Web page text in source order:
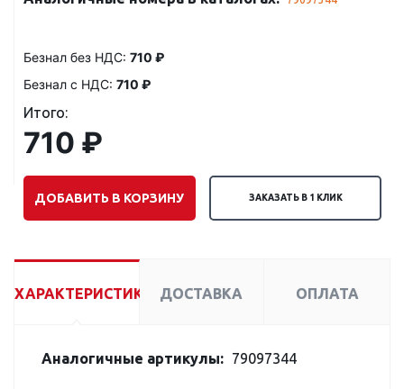
Безнал без НДС: 710 ₽
Безнал с НДС: 710 ₽
Итого:
710 ₽
ДОБАВИТЬ В КОРЗИНУ ЗАКАЗАТЬ В 1 КЛИК
ХАРАКТЕРИСТИКИ ДОСТАВКА ОПЛАТА
Аналогичные артикулы: 79097344